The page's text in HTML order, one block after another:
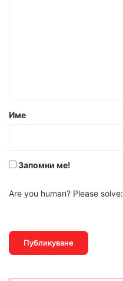
р
Име
Запомни ме!
Are you human? Please solve: